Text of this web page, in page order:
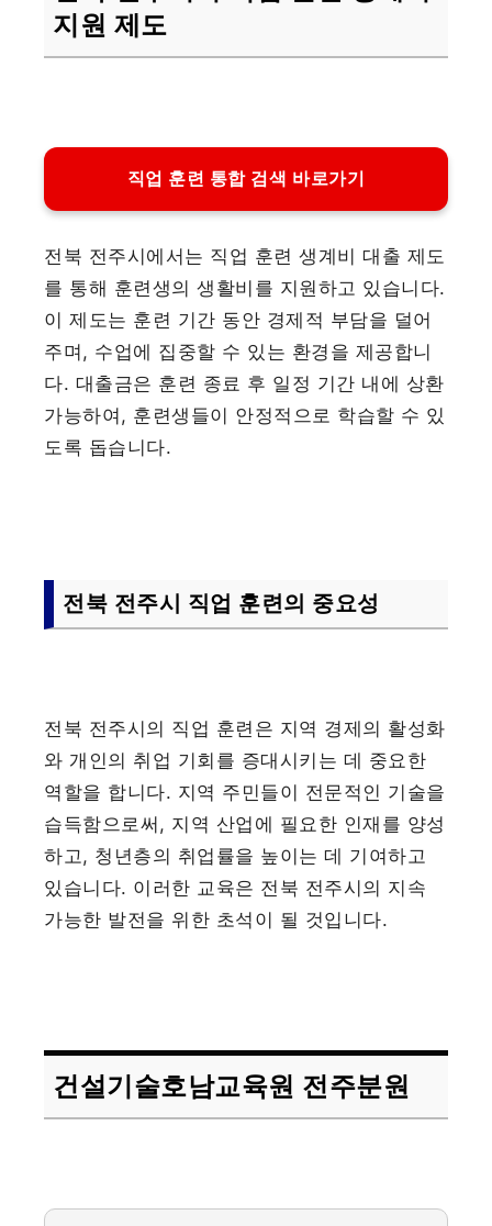
지원 제도
직업 훈련 통합 검색 바로가기
전북 전주시에서는 직업 훈련 생계비 대출 제도
를 통해 훈련생의 생활비를 지원하고 있습니다.
이 제도는 훈련 기간 동안 경제적 부담을 덜어
주며, 수업에 집중할 수 있는 환경을 제공합니
다. 대출금은 훈련 종료 후 일정 기간 내에 상환
가능하여, 훈련생들이 안정적으로 학습할 수 있
도록 돕습니다.
전북 전주시 직업 훈련의 중요성
전북 전주시의 직업 훈련은 지역 경제의 활성화
와 개인의 취업 기회를 증대시키는 데 중요한
역할을 합니다. 지역 주민들이 전문적인 기술을
습득함으로써, 지역 산업에 필요한 인재를 양성
하고, 청년층의 취업률을 높이는 데 기여하고
있습니다. 이러한 교육은 전북 전주시의 지속
가능한 발전을 위한 초석이 될 것입니다.
건설기술호남교육원 전주분원